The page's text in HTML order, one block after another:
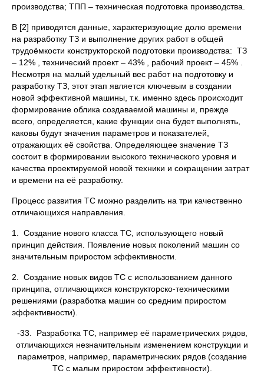
производства; ТПП – техническая подготовка производства.
В [2] приводятся данные, характеризующие долю времени
на разработку ТЗ и выполнение других работ в общей
трудоёмкости конструкторской подготовки производства: ТЗ
– 12% , технический проект – 43% , рабочий проект – 45% .
Несмотря на малый удельный вес работ на подготовку и
разработку ТЗ, этот этап является ключевым в создании
новой эффективной машины, т.к. именно здесь происходит
формирование облика создаваемой машины и, прежде
всего, определяется, какие функции она будет выполнять,
каковы будут значения параметров и показателей,
отражающих её свойства. Определяющее значение ТЗ
состоит в формировании высокого технического уровня и
качества проектируемой новой техники и сокращении затрат
и времени на её разработку.
Процесс развития ТС можно разделить на три качественно
отличающихся направления.
1. Создание нового класса ТС, использующего новый
принцип действия. Появление новых поколений машин со
значительным приростом эффективности.
2. Создание новых видов ТС с использованием данного
принципа, отличающихся конструкторско-техническими
решениями (разработка машин со средним приростом
эффективности).
-33. Разработка ТС, например её параметрических рядов,
отличающихся незначительным изменением конструкции и
параметров, например, параметрических рядов (создание
ТС с малым приростом эффективности).